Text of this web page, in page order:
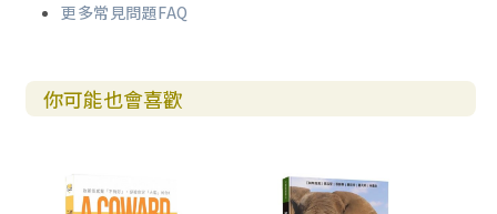
更多常見問題FAQ
你可能也會喜歡